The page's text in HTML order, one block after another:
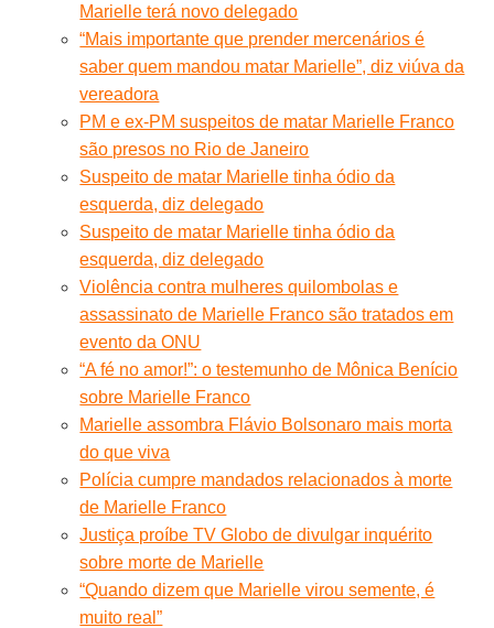
Marielle terá novo delegado
“Mais importante que prender mercenários é
saber quem mandou matar Marielle”, diz viúva da
vereadora
PM e ex-PM suspeitos de matar Marielle Franco
são presos no Rio de Janeiro
Suspeito de matar Marielle tinha ódio da
esquerda, diz delegado
Suspeito de matar Marielle tinha ódio da
esquerda, diz delegado
Violência contra mulheres quilombolas e
assassinato de Marielle Franco são tratados em
evento da ONU
“A fé no amor!”: o testemunho de Mônica Benício
sobre Marielle Franco
Marielle assombra Flávio Bolsonaro mais morta
do que viva
Polícia cumpre mandados relacionados à morte
de Marielle Franco
Justiça proíbe TV Globo de divulgar inquérito
sobre morte de Marielle
“Quando dizem que Marielle virou semente, é
muito real”